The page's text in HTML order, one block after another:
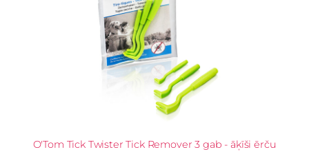
O'Tom Tick Twister Tick Remover 3 gab - āķīši ērču